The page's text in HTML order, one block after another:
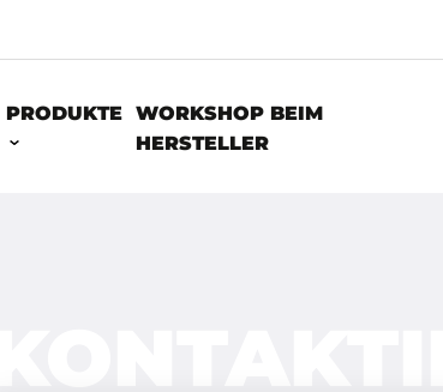
PRODUKTE WORKSHOP BEIM
HERSTELLER